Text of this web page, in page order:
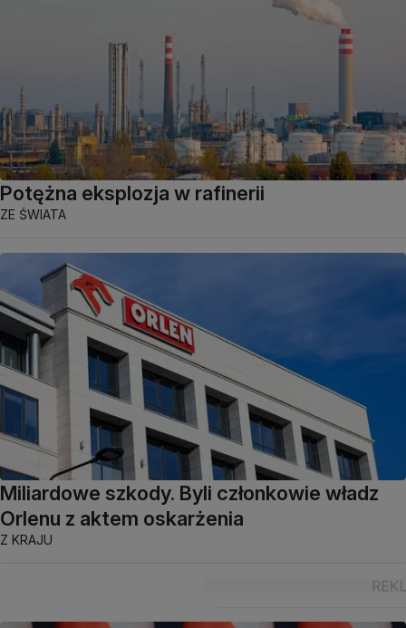
Potężna eksplozja w rafinerii
ZE ŚWIATA
Miliardowe szkody. Byli członkowie władz
Orlenu z aktem oskarżenia
Z KRAJU